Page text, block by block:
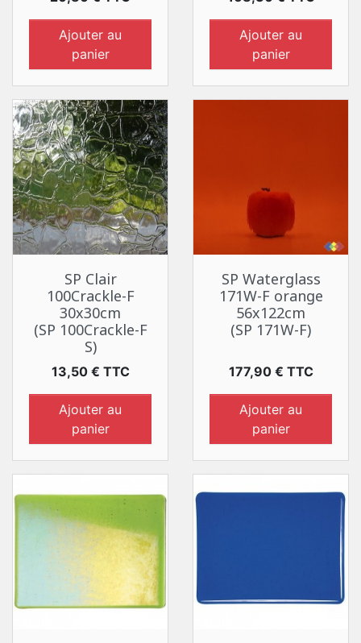
Ajouter au
panier
Ajouter au
panier
SP Clair
100Crackle-F
30x30cm
(SP 100Crackle-F
S)
Prix
13,50 € TTC
Ajouter au
panier
SP Waterglass
171W-F orange
56x122cm
(SP 171W-F)
Prix
177,90 € TTC
Ajouter au
panier